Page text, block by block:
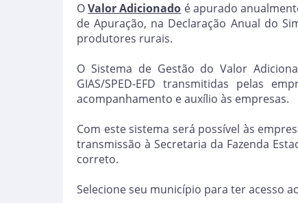
OValor Adicionado é apurado
de Apuração, na Declaração Anual do
produtores rurais.
O Sistema de Gestão do Valor
GIAS/SPED-EFD transmitidas pelas
acompanhamento e auxílio às empresas.
Com este sistema será possível às
transmissão à Secretaria da Fazenda
correto.
Selecione seu município para ter acesso